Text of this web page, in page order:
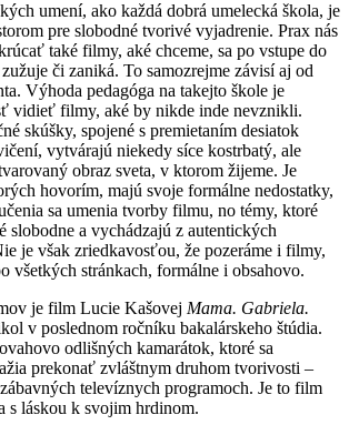
umení, ako každá dobrá umelecká škola, je
pre slobodné tvorivé vyjadrenie. Prax nás
také filmy, aké chceme, sa po vstupe do
či zaniká. To samozrejme závisí aj od
Výhoda pedagóga na takejto škole je
vidieť filmy, aké by nikde inde nevznikli.
skúšky, spojené s premietaním desiatok
vytvárajú niekedy síce kostrbatý, ale
obraz sveta, v ktorom žijeme. Je
hovorím, majú svoje formálne nedostatky,
sa umenia tvorby filmu, no témy, ktoré
slobodne a vychádzajú z autentických
je však zriedkavosťou, že pozeráme i filmy,
všetkých stránkach, formálne i obsahovo.
je film Lucie Kašovej Mama. Gabriela.
v poslednom ročníku bakalárskeho štúdia.
odlišných kamarátok, ktoré sa
prekonať zvláštnym druhom tvorivosti –
televíznych programoch. Je to film
s láskou k svojim hrdinom.